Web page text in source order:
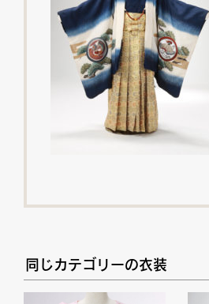
同じカテゴリーの衣装